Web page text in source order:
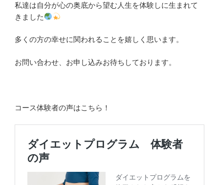
私達は自分が心の奥底から望む人生を体験しに生まれて
きました
多くの方の幸せに関われることを嬉しく思います。
お問い合わせ、お申し込みお待ちしております。
コース体験者の声はこちら！